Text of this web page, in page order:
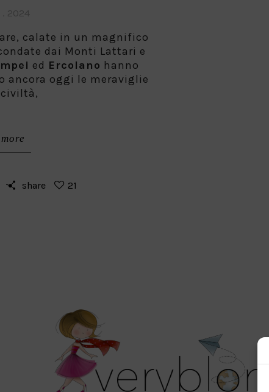
calate in un magnifico
dai Monti Lattari e
ed Ercolano hanno
ancora oggi le meraviglie
share 21